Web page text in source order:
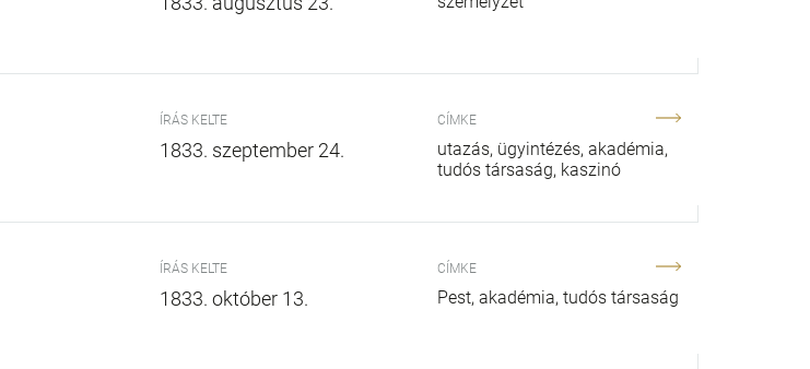
ÍRÁS KELTE
1833. szeptember 24.
CÍMKE
utazás ügyintézés akadémia
tudós társaság kaszinó
ÍRÁS KELTE
1833. október 13.
CÍMKE
Pest akadémia tudós társaság